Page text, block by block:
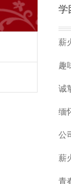
学
薪
趣
诚
缅
公
薪
青